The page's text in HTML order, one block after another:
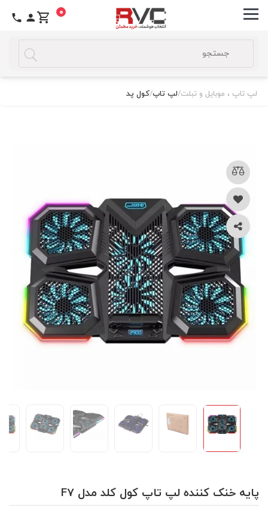
0
لپ تاپ ، موبایل و تبلت/لپ تاپ/کول پد
پایه خنک کننده لپ تاپ کول کلد مدل F7